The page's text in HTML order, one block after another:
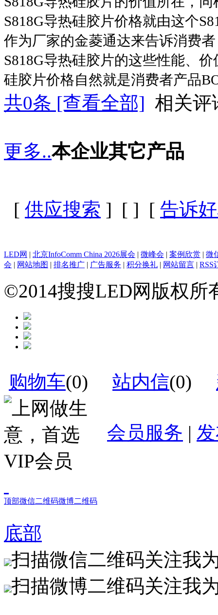
S818G导热硅胶片价格就由这个
作为厂家的金菱通达来告诉消费
S818G导热硅胶片的这些性能、
硅胶片价格自然就是消费者产品
共0条 [查看全部] 相关评
更多..本企业其它产品
[ 供应搜索 ] [ ] [ 告诉
LED网 北京InfoComm China 2026展会 微峰会 案例欣赏
微
会
网站地图 排名推广 广告服务 积分换礼 网站留言 RSS
©2014搜搜LED网版权
购物车(0) 站内信(0)
会员服务 |
顶部微信二维码微博二维码
底部
扫描微信二维码关注我
扫描微博二维码关注我